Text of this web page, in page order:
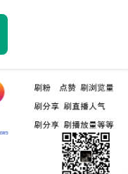
Facebook
TikTok